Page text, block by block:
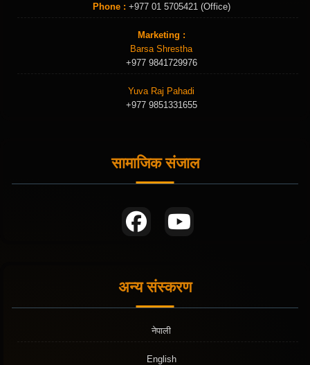
Phone : +977 01 5705421 (Office)
Marketing :
Barsa Shrestha
+977 9841729976
Yuva Raj Pahadi
+977 9851331655
सामाजिक संजाल
अन्य संस्करण
नेपाली
English